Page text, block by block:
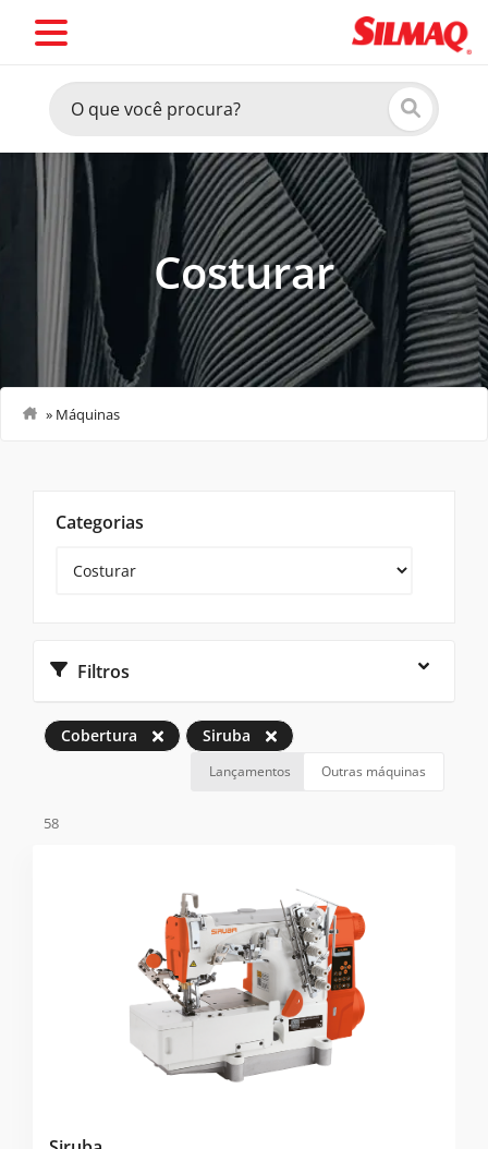
Costurar
» Máquinas
Categorias
Filtros
Cobertura Siruba
Lançamentos Outras máquinas
58